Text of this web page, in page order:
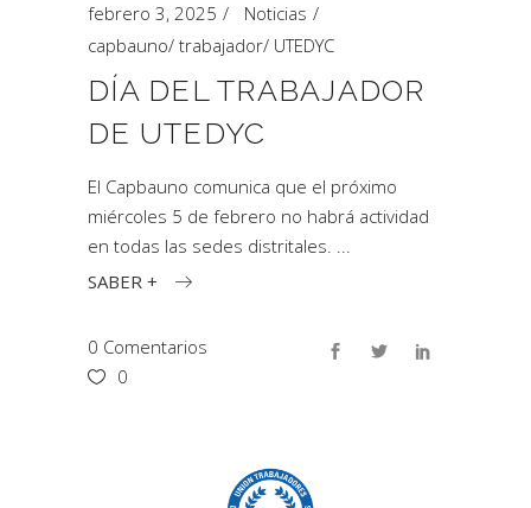
febrero 3, 2025
Noticias
capbauno/ trabajador/ UTEDYC
DÍA DEL TRABAJADOR
DE UTEDYC
El Capbauno comunica que el próximo
miércoles 5 de febrero no habrá actividad
en todas las sedes distritales.
SABER +
0 Comentarios
0